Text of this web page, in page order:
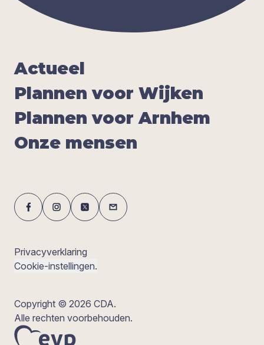
Actu­eel
Plan­nen voor Wij­ken
Plan­nen voor Arn­hem
Onze men­sen
Privacyverklaring
Cookie-instellingen.
Copyright © 2026 CDA.
Alle rechten voorbehouden.